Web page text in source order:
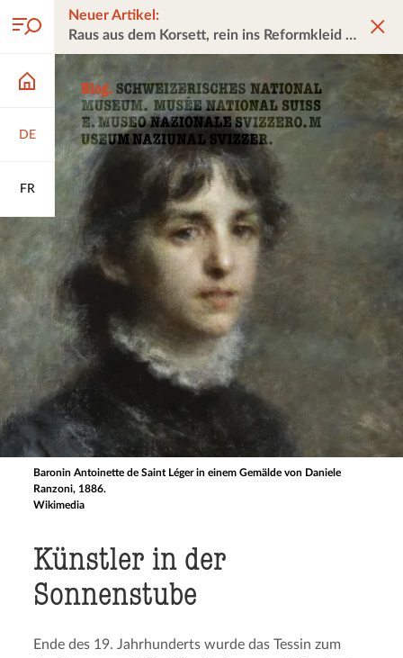
DE
FR
Neuer Artikel:
Raus aus dem Korsett, rein ins Reformkleid
Baronin Antoinette de Saint Léger in einem Gemälde von Daniele
Ranzoni, 1886.
Wikimedia
Künstler in der
Sonnenstube
Ende des 19. Jahrhunderts wurde das Tessin zum